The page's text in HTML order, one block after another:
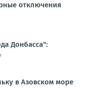
отключения
Донбасса":
в Азовском море